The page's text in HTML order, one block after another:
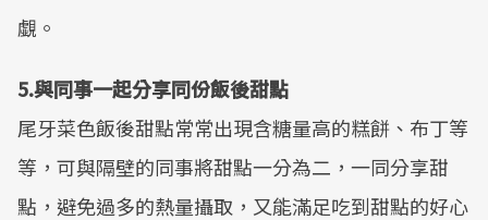
覷。
5.與同事一起分享同份飯後甜點
尾牙菜色飯後甜點常常出現含糖量高的糕餅、布丁等
等，可與隔壁的同事將甜點一分為二，一同分享甜
點，避免過多的熱量攝取，又能滿足吃到甜點的好心